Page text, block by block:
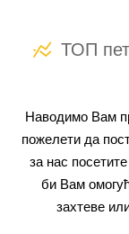
ТОП
Наводимо Вам
пожелети да
за нас
би Вам
захтеве